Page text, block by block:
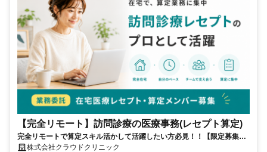
【完全リモート】訪問診療の医療事務(レセプト算定)
完全リモートで算定スキル活かして活躍したい方必見！！【限定募集】
完全リモート｜在宅医療レセプト算定（成果報酬型／業務委託）
株式会社クラウドクリニック